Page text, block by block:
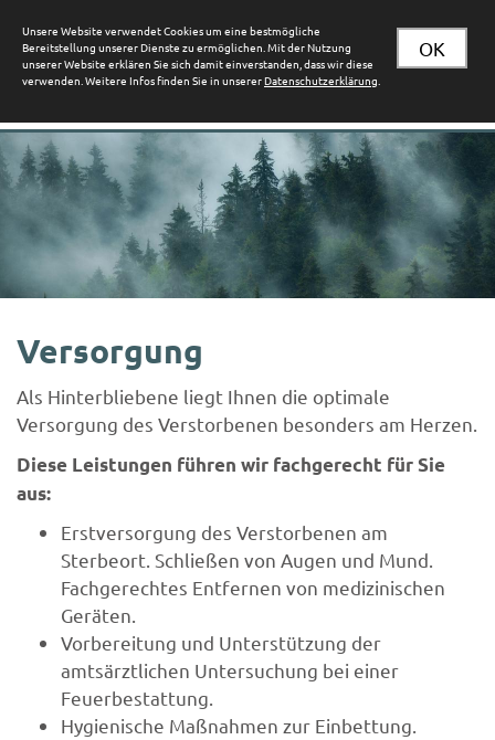
Versorgung
Als Hinterbliebene liegt Ihnen die optimale
Versorgung des Verstorbenen besonders am Herzen.
Diese Leistungen führen wir fachgerecht für Sie
aus:
Erstversorgung des Verstorbenen am
Sterbeort. Schließen von Augen und Mund.
Fachgerechtes Entfernen von medizinischen
Geräten.
Vorbereitung und Unterstützung der
amtsärztlichen Untersuchung bei einer
Feuerbestattung.
Hygienische Maßnahmen zur Einbettung.
OK
Unsere Website verwendet Cookies um eine bestmögliche
Bereitstellung unserer Dienste zu ermöglichen. Mit der Nutzung
unserer Website erklären Sie sich damit einverstanden, dass wir diese
verwenden. Weitere Infos finden Sie in unsererDatenschutzerklärung.